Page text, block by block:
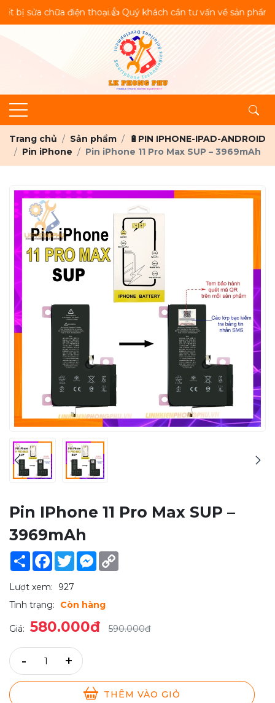
điện thoại.👍 Quý khách cần tư vấn về sản phẩm vui
Trang chủ Sản phẩm
🔋PIN IPHONE-IPAD-ANDROID
Pin iPhone
Pin iPhone 11 Pro Max SUP – 3969mAh
Pin IPhone 11 Pro Max SUP –
3969mAh
Share Facebook
TwitterMessenger
Lượt xem:
927
Tình trạng:
Còn hàng
Giá: 580.000đ 590.000đ
- +
THÊM VÀO GIỎ